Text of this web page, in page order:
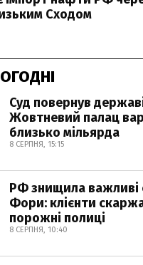
Сходом
Суд повернув
Жовтневий палац
близько мільярда
8 СЕРПНЯ, 15:15
РФ знищила важливі
Фори: клієнти
порожні полиці
8 СЕРПНЯ, 10:40